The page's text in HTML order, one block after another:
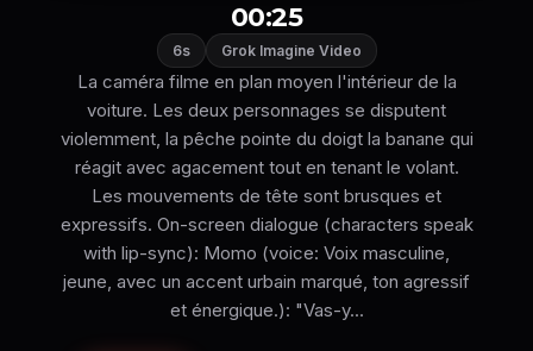
00:25
6s Grok Imagine Video
La caméra filme en plan moyen l'intérieur de la
voiture. Les deux personnages se disputent
violemment, la pêche pointe du doigt la banane qui
réagit avec agacement tout en tenant le volant.
Les mouvements de tête sont brusques et
expressifs. On-screen dialogue (characters speak
with lip-sync): Momo (voice: Voix masculine,
jeune, avec un accent urbain marqué, ton agressif
et énergique.): "Vas-y...